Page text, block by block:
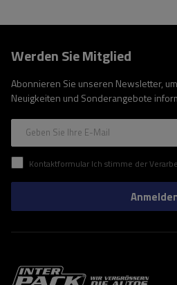
Werden Sie Mitglied
Abonnieren Sie unseren Newsletter,
Neuigkeiten und Sonderangebote
Geben Sie Ihre E-Mail
Kontaktformular Ich stimme der Verarbeitung meiner im Kontaktformular enthaltenen personenbezogenen